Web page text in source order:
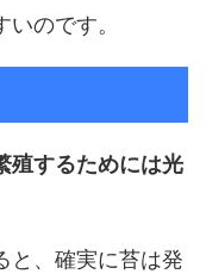
のです。
殖するためには光
と、確実に苔は発